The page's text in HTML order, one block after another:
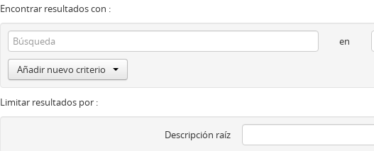
Encontrar resultados con :
en
Añadir nuevo criterio
Limitar resultados por :
Descripción raíz